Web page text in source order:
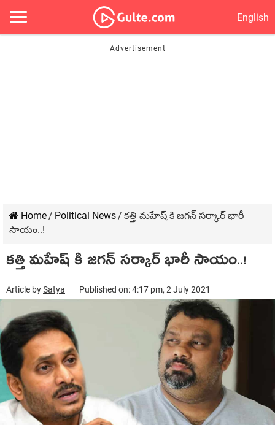
English
Home/ Political News/ కత్తి మహేష్ కి జగన్ సర్కార్ భారీ
సాయం..!
కత్తి మహేష్ కి జగన్ సర్కార్ భారీ సాయం..!
Article bySatya Published on: 4:17 pm, 2 July 2021